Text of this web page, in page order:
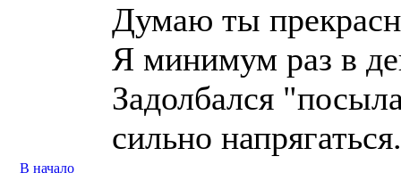
Думаю ты
Я минимум раз в
Задолбался
сильно напрягаться.
В начало